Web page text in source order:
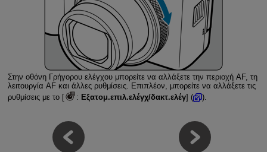
Στην οθόνη Γρήγορου ελέγχου μπορείτε να αλλάξετε την περιοχή AF, τη
λειτουργία AF και άλλες ρυθμίσεις. Επιπλέον, μπορείτε να αλλάξετε τις
ρυθμίσεις με το [
: Εξατομ.επιλ.ελέγχ/δακτ.ελέγ] ( ).